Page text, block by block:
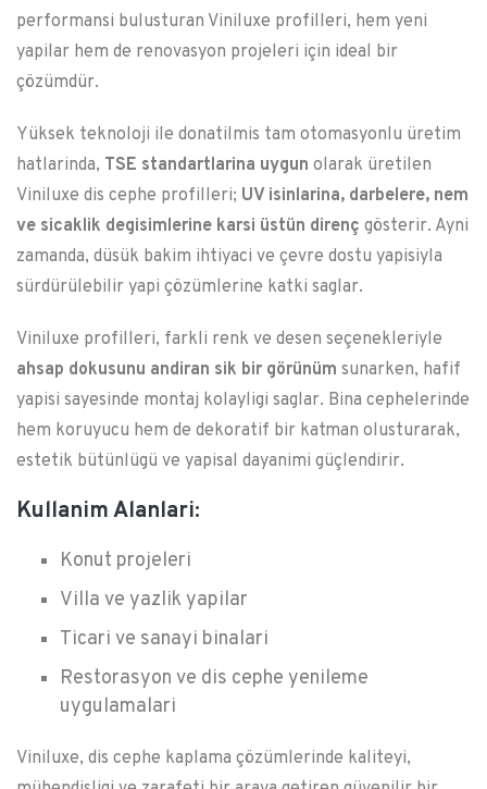
performansi bulusturan Viniluxe profilleri, hem yeni
yapilar hem de renovasyon projeleri için ideal bir
çözümdür.
Yüksek teknoloji ile donatilmis tam otomasyonlu üretim
hatlarinda, TSE standartlarina uygun olarak üretilen
Viniluxe dis cephe profilleri; UV isinlarina, darbelere, nem
ve sicaklik degisimlerine karsi üstün direnç gösterir. Ayni
zamanda, düsük bakim ihtiyaci ve çevre dostu yapisiyla
sürdürülebilir yapi çözümlerine katki saglar.
Viniluxe profilleri, farkli renk ve desen seçenekleriyle
ahsap dokusunu andiran sik bir görünüm sunarken, hafif
yapisi sayesinde montaj kolayligi saglar. Bina cephelerinde
hem koruyucu hem de dekoratif bir katman olusturarak,
estetik bütünlügü ve yapisal dayanimi güçlendirir.
Kullanim Alanlari:
Konut projeleri
Villa ve yazlik yapilar
Ticari ve sanayi binalari
Restorasyon ve dis cephe yenileme
uygulamalari
Viniluxe, dis cephe kaplama çözümlerinde kaliteyi,